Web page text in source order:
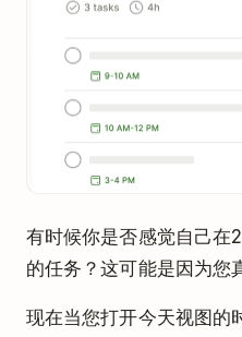
有时候你是否感觉自己
的任务？这可能是因为您
现在当您打开今天视图的